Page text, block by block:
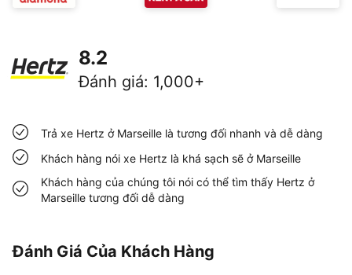
8.2
Đánh giá: 1,000+
Trả xe Hertz ở Marseille là tương đối nhanh và dễ dàng
Khách hàng nói xe Hertz là khá sạch sẽ ở Marseille
Khách hàng của chúng tôi nói có thể tìm thấy Hertz ở
Marseille tương đối dễ dàng
Đánh Giá Của Khách Hàng